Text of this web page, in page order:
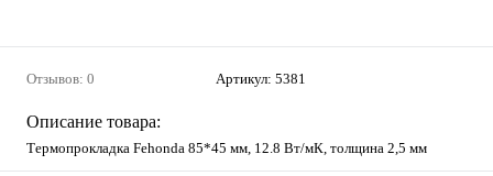
Отзывов: 0 Артикул: 5381
Описание товара:
Термопрокладка Fehonda 85*45 мм, 12.8 Вт/мК, толщина 2,5 мм